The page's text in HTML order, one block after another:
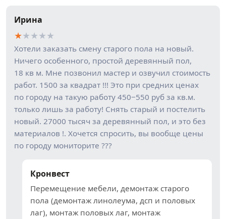
Ирина
★★★★★
Хотели заказать смену старого пола на новый.
Ничего особенного, простой деревянный пол,
18 кв м. Мне позвонил мастер и озвучил стоимость
работ. 1500 за квадрат !!! Это при средних ценах
по городу на такую работу 450−550 руб за кв.м.
только лишь за работу! Снять старый и постелить
новый. 27000 тысяч за деревянный пол, и это без
материалов !. Хочется спросить, вы вообще цены
по городу мониторите ???
Кронвест
Перемещение мебели, демонтаж старого
пола (демонтаж линолеума, дсп и половых
лаг), монтаж половых лаг, монтаж